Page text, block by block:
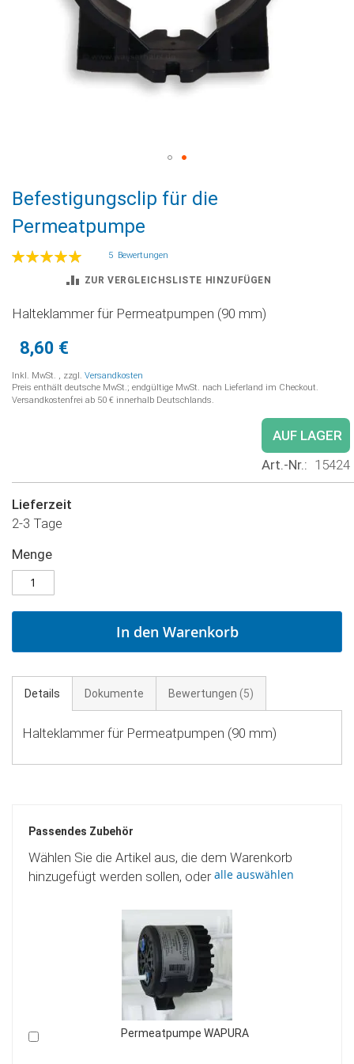
Anfang
der
Bildgalerie
springen
Befestigungsclip für die
Permeatpumpe
Bewertung:
5 Bewertungen
ZUR VERGLEICHSLISTE HINZUFÜGEN
Halteklammer für Permeatpumpen (90 mm)
8,60 €
Inkl. MwSt. , zzgl. Versandkosten
Preis enthält deutsche MwSt.; endgültige MwSt. nach Lieferland im Checkout.
Versandkostenfrei ab 50 € innerhalb Deutschlands.
AUF LAGER
Art.-Nr.
15424
Lieferzeit
2-3 Tage
Menge
In den Warenkorb
Details Dokumente Bewertungen 5
Halteklammer für Permeatpumpen (90 mm)
Passendes Zubehör
Wählen Sie die Artikel aus, die dem Warenkorb
hinzugefügt werden sollen, oderalle auswählen
Permeatpumpe WAPURA